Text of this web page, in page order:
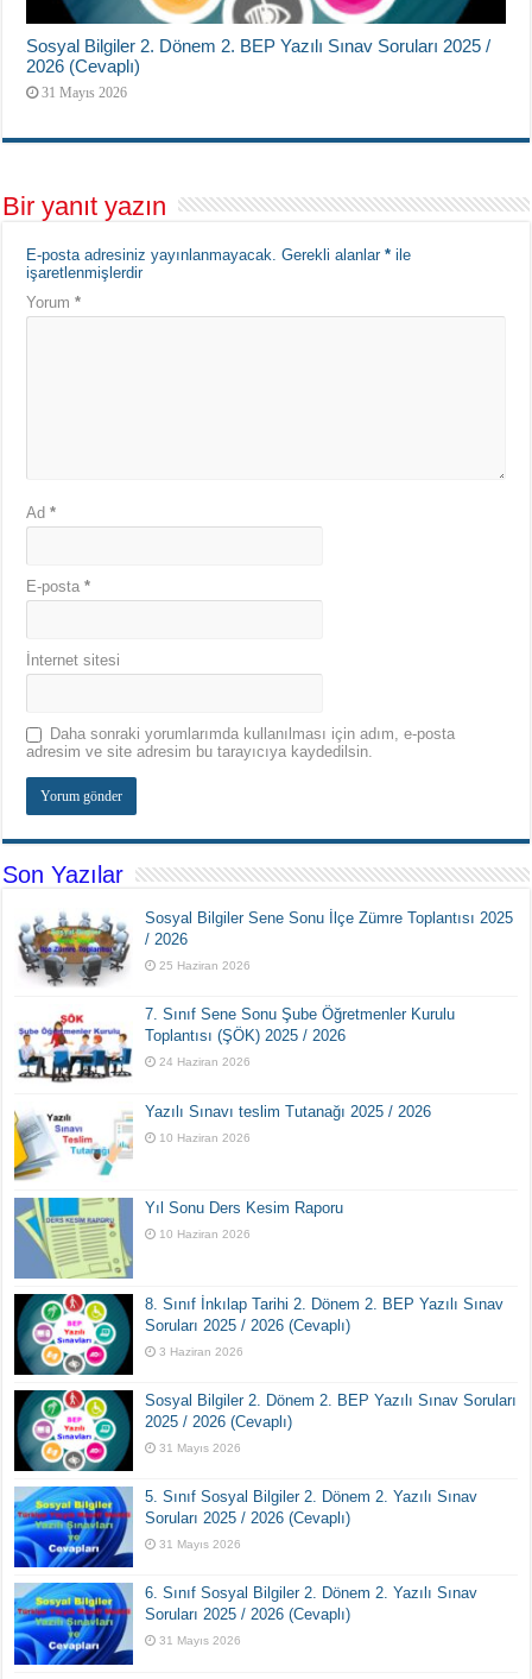
Sosyal Bilgiler 2. Dönem 2. BEP Yazılı Sınav Soruları 2025 /
2026 (Cevaplı)
31 Mayıs 2026
Bir yanıt yazın
E-posta adresiniz yayınlanmayacak. Gerekli alanlar* ile
işaretlenmişlerdir
Yorum*
Ad*
E-posta*
İnternet sitesi
Daha sonraki yorumlarımda kullanılması için adım, e-posta
adresim ve site adresim bu tarayıcıya kaydedilsin.
Son Yazılar
Sosyal Bilgiler Sene Sonu İlçe Zümre Toplantısı 2025
/ 2026
25 Haziran 2026
7. Sınıf Sene Sonu Şube Öğretmenler Kurulu
Toplantısı (ŞÖK) 2025 / 2026
24 Haziran 2026
Yazılı Sınavı teslim Tutanağı 2025 / 2026
10 Haziran 2026
Yıl Sonu Ders Kesim Raporu
10 Haziran 2026
8. Sınıf İnkılap Tarihi 2. Dönem 2. BEP Yazılı Sınav
Soruları 2025 / 2026 (Cevaplı)
3 Haziran 2026
Sosyal Bilgiler 2. Dönem 2. BEP Yazılı Sınav Soruları
2025 / 2026 (Cevaplı)
31 Mayıs 2026
5. Sınıf Sosyal Bilgiler 2. Dönem 2. Yazılı Sınav
Soruları 2025 / 2026 (Cevaplı)
31 Mayıs 2026
6. Sınıf Sosyal Bilgiler 2. Dönem 2. Yazılı Sınav
Soruları 2025 / 2026 (Cevaplı)
31 Mayıs 2026